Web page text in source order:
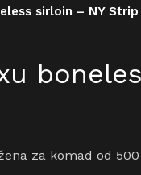
sirloin – NY Strip
za komad od 500